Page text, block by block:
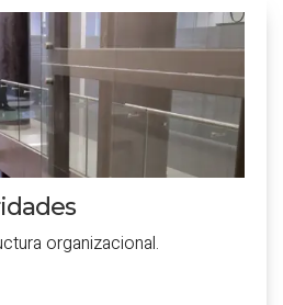
organizacional.